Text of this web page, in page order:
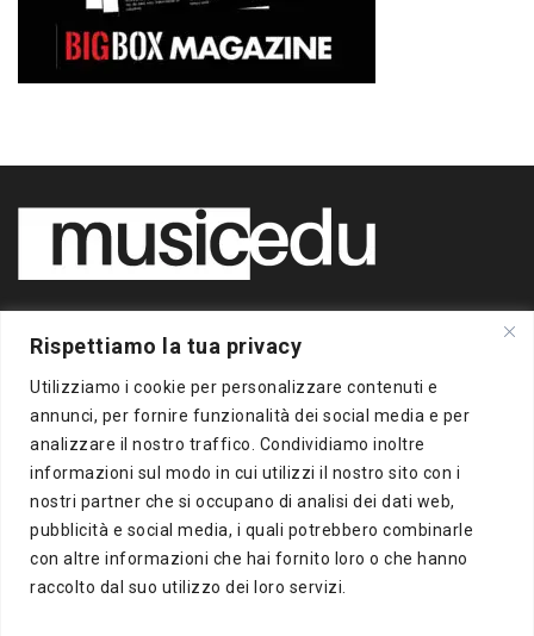
Rispettiamo la tua privacy
Utilizziamo i cookie per personalizzare contenuti e
annunci, per fornire funzionalità dei social media e per
analizzare il nostro traffico. Condividiamo inoltre
informazioni sul modo in cui utilizzi il nostro sito con i
nostri partner che si occupano di analisi dei dati web,
pubblicità e social media, i quali potrebbero combinarle
con altre informazioni che hai fornito loro o che hanno
raccolto dal suo utilizzo dei loro servizi.
di Piero Chianura
P.IVA 12412930963
Tutti i diritti riservati
Musiceduè un supplemento online della freepress BigBox
Autorizzazione presso il Tribunale di Milano n.383 del
16/10/2012